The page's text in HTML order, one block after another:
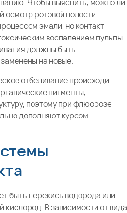
Чтобы выяснить, можно ли
осмотр ротовой полости.
эмали, но контакт
воспалением пульпы.
должны быть
на новые.
отбеливание происходит
пигменты,
поэтому при флюорозе
дополняют курсом
быть перекись водорода или
В зависимости от вида